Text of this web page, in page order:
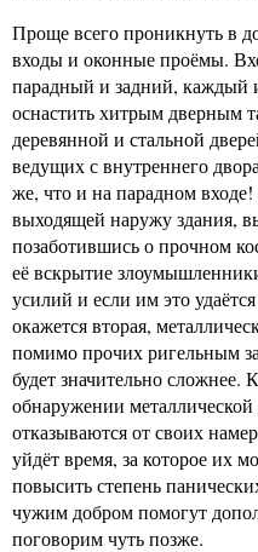
Проще всего проникнуть в
входы и оконные проёмы.
парадный и задний, каждый
оснастить хитрым дверным
деревянной и стальной
ведущих с внутреннего
же, что и на парадном
выходящей наружу здания,
позаботившись о прочном
её вскрытие
усилий и если им это
окажется вторая,
помимо прочих ригельным
будет значительно сложнее.
обнаружении
отказываются от своих
уйдёт время, за которое их
повысить степень
чужим добром помогут
поговорим чуть позже.